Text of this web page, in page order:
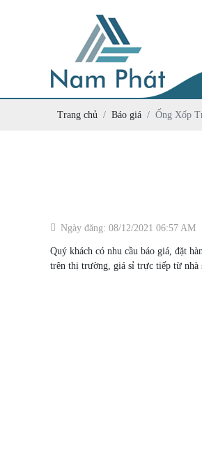
Trang chủ Báo giá Ống Xốp
Ngày đăng: 08/12/2021 06:57 AM
Quý khách có nhu cầu báo giá, đặt
trên thị trường, giá sỉ trực tiếp từ nhà